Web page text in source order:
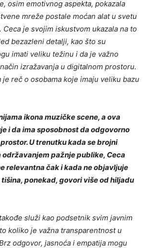
osim emotivnog aspekta, pokazala
mreže postale moćan alat u svetu
je svojim iskustvom ukazala na to
bezazleni detalji, kao što su
imati veliku težinu i da je važno
izražavanja u digitalnom prostoru.
je reč o osobama koje imaju veliku bazu
ikona muzičke scene, a ova
i da ima sposobnost da odgovorno
U trenutku kada se brojni
održavanjem pažnje publike, Ceca
relevantna čak i kada ne objavljuje
ponekad, govori više od hiljadu
služi kao podsetnik svim javnim
koliko je važna transparentnost u
odgovor, jasnoća i empatija mogu